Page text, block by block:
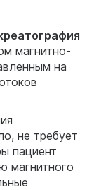
магнитно-
на
не требует
пациент
магнитного